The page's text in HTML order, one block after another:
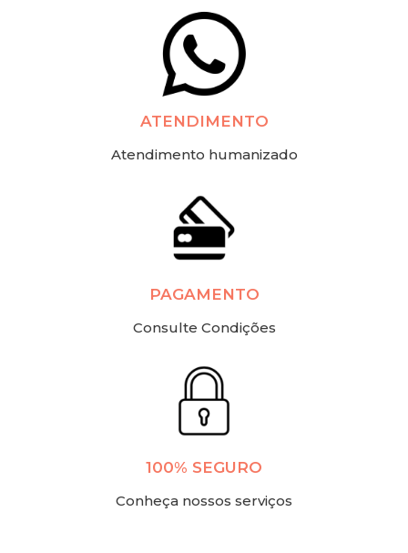
ATENDIMENTO
Atendimento humanizado
PAGAMENTO
Consulte Condições
100% SEGURO
Conheça nossos serviços